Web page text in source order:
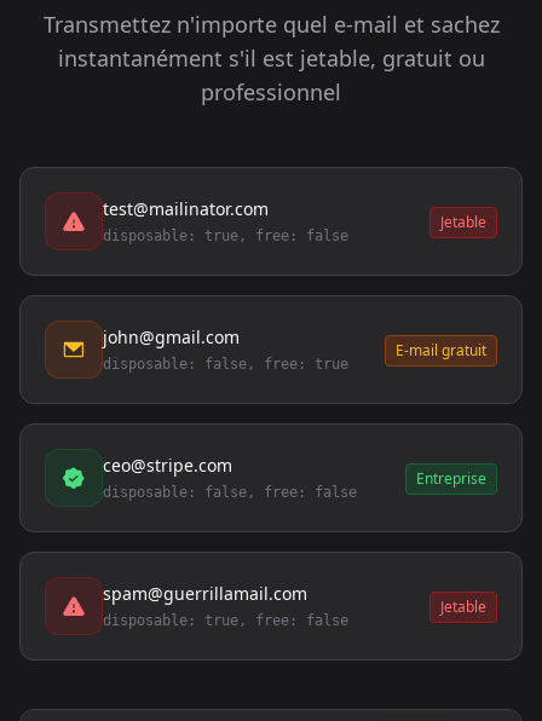
Transmettez n'importe quel e-mail et sachez
instantanément s'il est jetable, gratuit ou
professionnel
test@mailinator.com
disposable: true, free: false
Jetable
john@gmail.com
disposable: false, free: true
E-mail gratuit
ceo@stripe.com
disposable: false, free: false
Entreprise
spam@guerrillamail.com
disposable: true, free: false
Jetable